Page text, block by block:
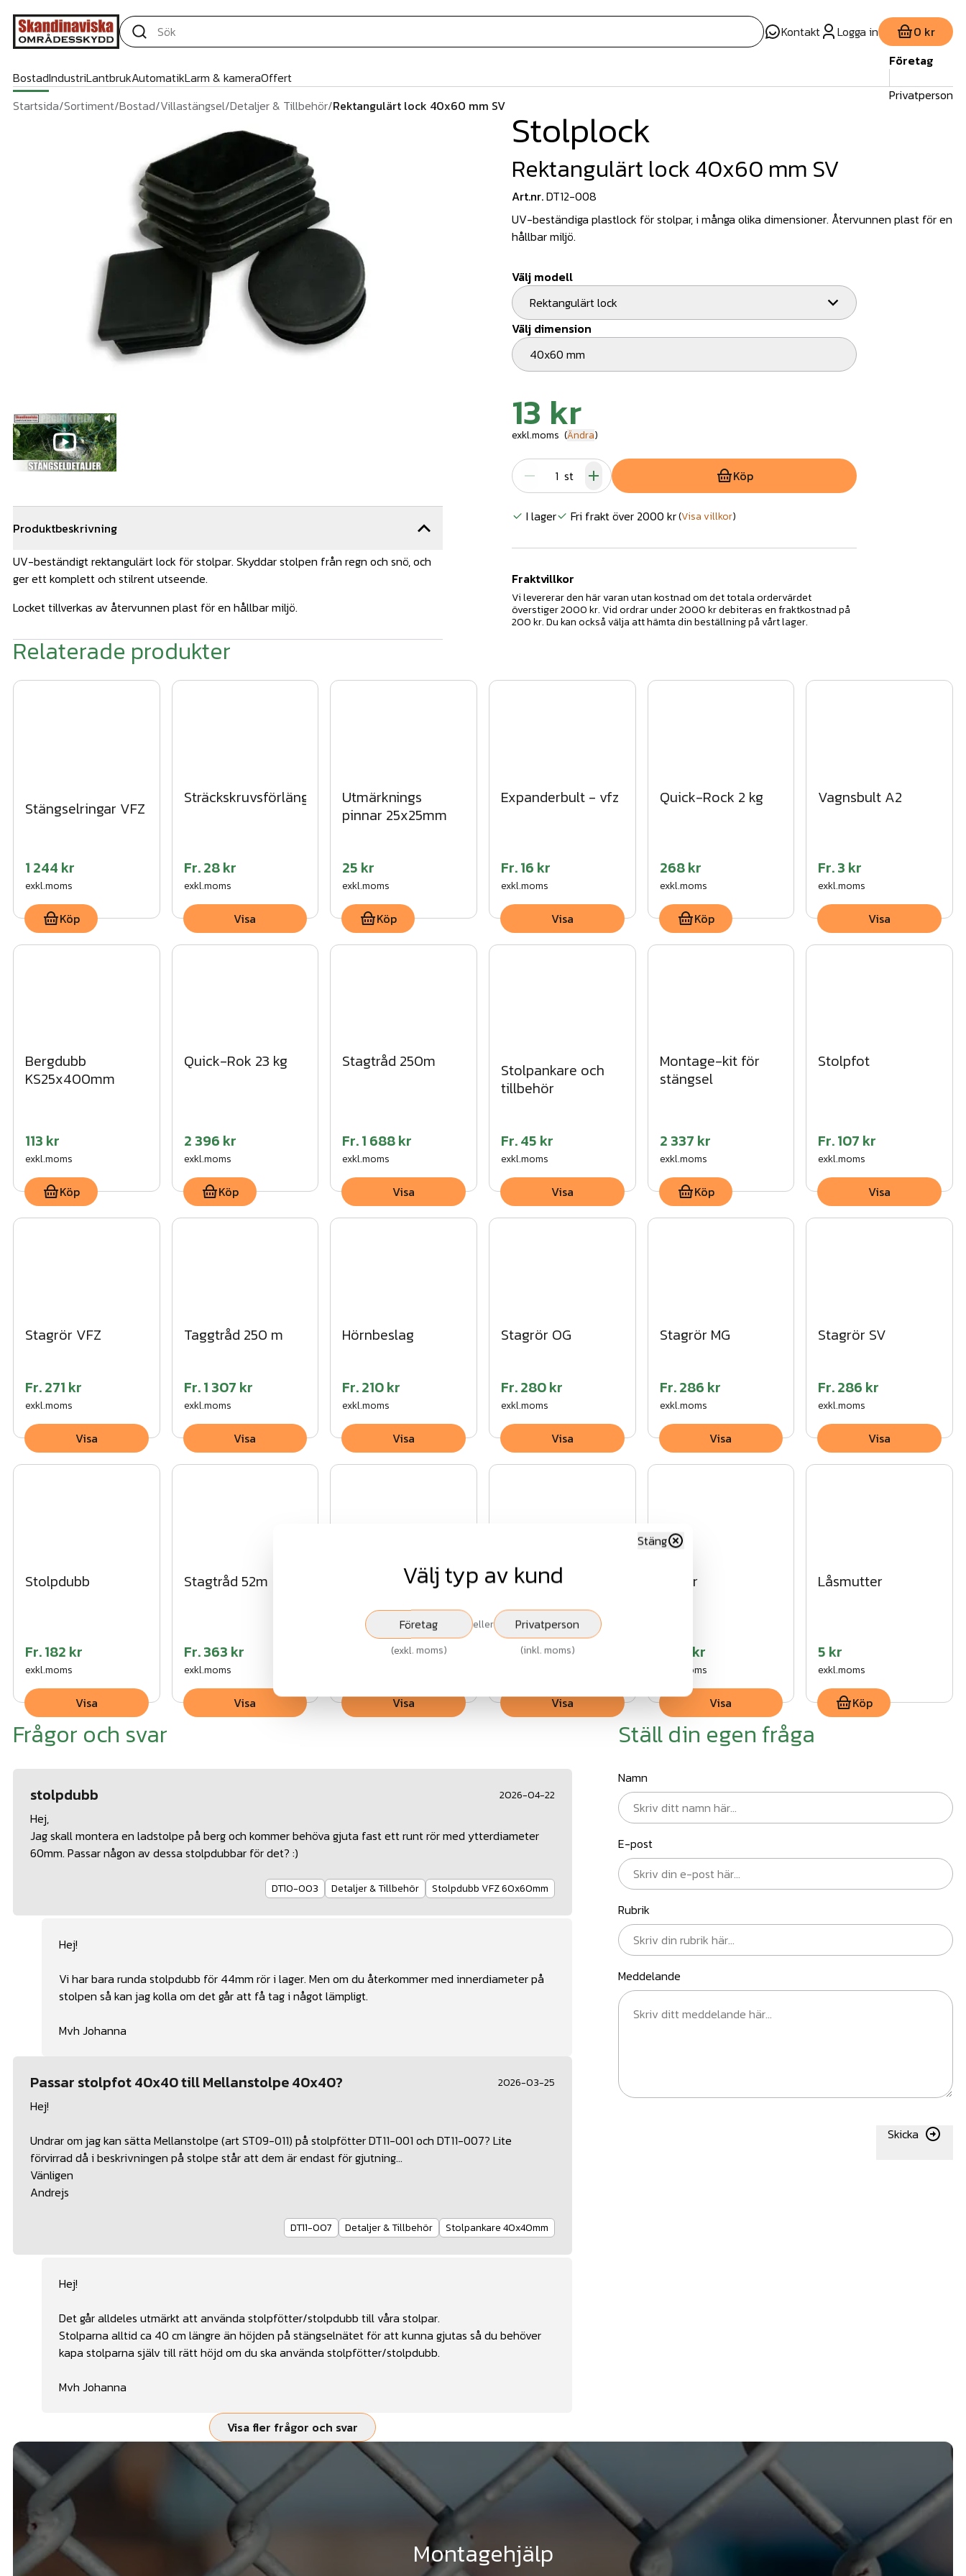
Kontakt Logga in 0 kr
BostadIndustriLantbrukAutomatikLarm & kameraOffert
Företag
Privatperson
Startsida/Sortiment/Bostad/Villastängsel/Detaljer & Tillbehör/Rektangulärt lock 40x60 mm SV
Produktbeskrivning
UV-beständigt rektangulärt lock för stolpar. Skyddar stolpen från regn och snö, och
ger ett komplett och stilrent utseende.
Locket tillverkas av återvunnen plast för en hållbar miljö.
Stolplock
Rektangulärt lock 40x60 mm SV
Art.nr.DT12-008
UV-beständiga plastlock för stolpar, i många olika dimensioner. Återvunnen plast för en
hållbar miljö.
Välj modell
Rektangulärt lock
Välj dimension
40x60 mm
13 kr
exkl.moms (Ändra)
st Köp
I lager Fri frakt över 2000 kr(Visa villkor)
Fraktvillkor
Vi levererar den här varan utan kostnad om det totala ordervärdet
överstiger 2000 kr. Vid ordrar under 2000 kr debiteras en fraktkostnad på
200 kr. Du kan också välja att hämta din beställning på vårt lager.
Relaterade produkter
Stängselringar VFZ
1 244 kr
exkl.moms
Köp
Sträckskruvsförlängare
Fr.28 kr
exkl.moms
Visa
Utmärknings
pinnar 25x25mm
25 kr
exkl.moms
Köp
Expanderbult - vfz
Fr.16 kr
exkl.moms
Visa
Quick-Rock 2 kg
268 kr
exkl.moms
Köp
Vagnsbult A2
Fr.3 kr
exkl.moms
Visa
Bergdubb
KS25x400mm
113 kr
exkl.moms
Köp
Quick-Rok 23 kg
2 396 kr
exkl.moms
Köp
Stagtråd 250m
Fr.1 688 kr
exkl.moms
Visa
Stolpankare och
tillbehör
Fr.45 kr
exkl.moms
Visa
Montage-kit för
stängsel
2 337 kr
exkl.moms
Köp
Stolpfot
Fr.107 kr
exkl.moms
Visa
Stagrör VFZ
Fr.271 kr
exkl.moms
Visa
Taggtråd 250 m
Fr.1 307 kr
exkl.moms
Visa
Hörnbeslag
Fr.210 kr
exkl.moms
Visa
Stagrör OG
Fr.280 kr
exkl.moms
Visa
Stagrör MG
Fr.286 kr
exkl.moms
Visa
Stagrör SV
Fr.286 kr
exkl.moms
Visa
Stolpdubb
Fr.182 kr
exkl.moms
Visa
Stagtråd 52m
Fr.363 kr
exkl.moms
Visa
162 kr
Visa
Markrör
158 kr
Visa
Bultar
11 kr
exkl.moms
Visa
Låsmutter
5 kr
exkl.moms
Köp
Frågor och svar
2026-04-22
stolpdubb
Hej,
Jag skall montera en ladstolpe på berg och kommer behöva gjuta fast ett runt rör med ytterdiameter
60mm. Passar någon av dessa stolpdubbar för det? :)
DT10-003 Detaljer & Tillbehör Stolpdubb VFZ 60x60mm
Hej!
Vi har bara runda stolpdubb för 44mm rör i lager. Men om du återkommer med innerdiameter på
stolpen så kan jag kolla om det går att få tag i något lämpligt.
Mvh Johanna
2026-03-25
Passar stolpfot 40x40 till Mellanstolpe 40x40?
Hej!
Undrar om jag kan sätta Mellanstolpe (art ST09-011) på stolpfötter DT11-001 och DT11-007? Lite
förvirrad då i beskrivningen på stolpe står att dem är endast för gjutning...
Vänligen
Andrejs
DT11-007 Detaljer & Tillbehör Stolpankare 40x40mm
Hej!
Det går alldeles utmärkt att använda stolpfötter/stolpdubb till våra stolpar.
Stolparna alltid ca 40 cm längre än höjden på stängselnätet för att kunna gjutas så du behöver
kapa stolparna själv till rätt höjd om du ska använda stolpfötter/stolpdubb.
Mvh Johanna
Visa fler frågor och svar
Ställ din egen fråga
Namn
E-post
Rubrik
Meddelande
Skicka
Montagehjälp
Välj typ av kund
Stäng
Företag
(exkl. moms)
eller Privatperson
(inkl. moms)